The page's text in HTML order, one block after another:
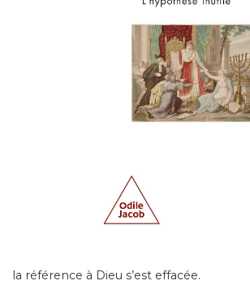
la référence à Dieu s’est effacée.